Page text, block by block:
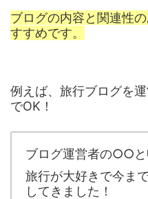
ブログの内容と関連性
すすめです。
例えば、旅行ブログを
でOK！
ブログ運営者の○○と
旅行が大好きで今ま
してきました！